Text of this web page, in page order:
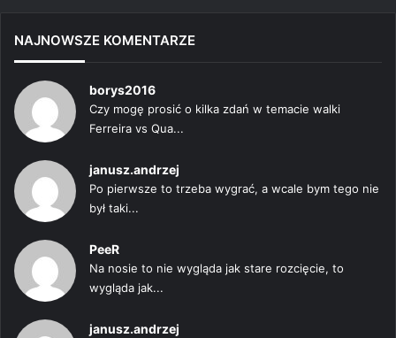
NAJNOWSZE KOMENTARZE
borys2016
Czy mogę prosić o kilka zdań w temacie walki
Ferreira vs Qua...
janusz.andrzej
Po pierwsze to trzeba wygrać, a wcale bym tego nie
był taki...
PeeR
Na nosie to nie wygląda jak stare rozcięcie, to
wygląda jak...
janusz.andrzej